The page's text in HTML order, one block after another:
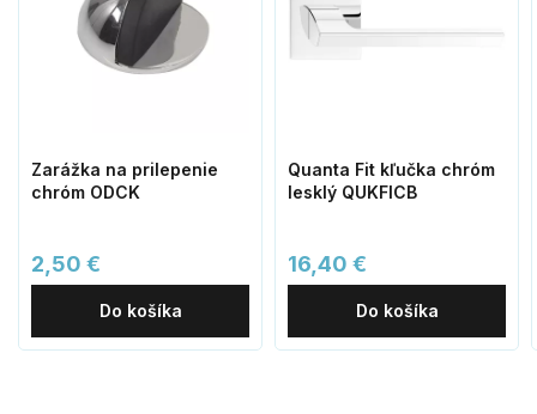
Zarážka na prilepenie
chróm ODCK
2,50 €
Do košíka
Quanta Fit kľučka chróm
lesklý QUKFICB
16,40 €
Do košíka